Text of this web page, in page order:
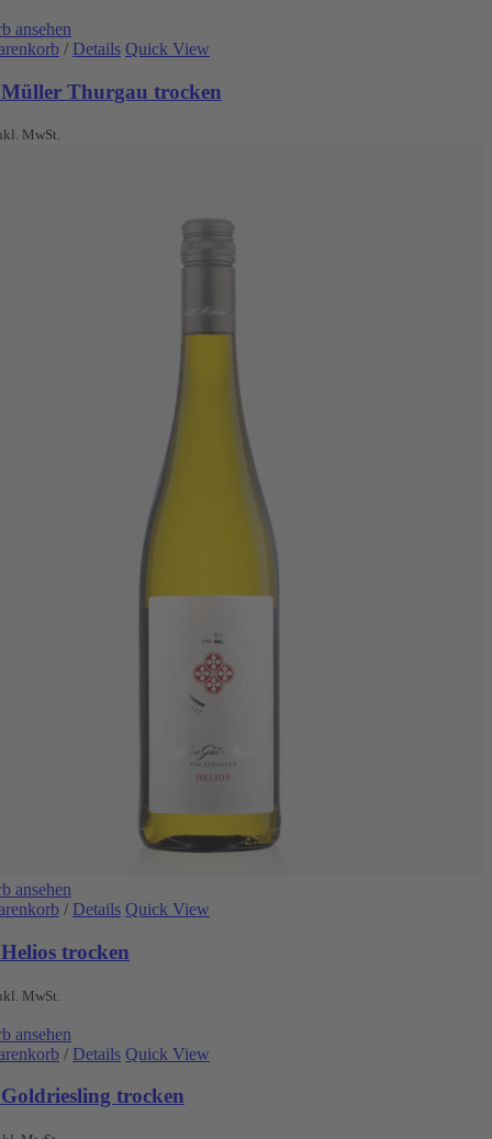
ansehen
/ Details Quick View
Thurgau trocken
MwSt.
ansehen
/ Details Quick View
trocken
MwSt.
ansehen
/ Details Quick View
trocken